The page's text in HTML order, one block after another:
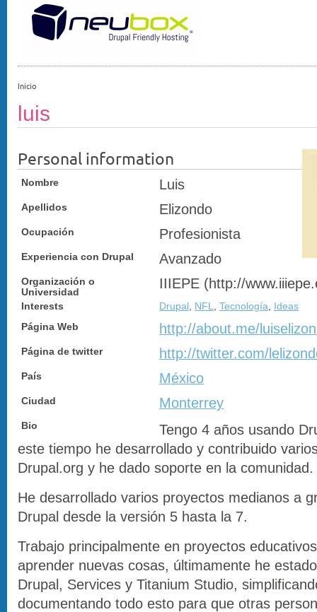
Inicio
luis
Personal information
Nombre Luis
Apellidos Elizondo
Ocupación Profesionista
Experiencia con Drupal Avanzado
Organización o
Universidad
IIIEPE (http://
Interests Drupal NFL Tecnología
Ideas
Página Web
http://about.me/
Página de twitter http://twitter.com/
País México
Ciudad Monterrey
Bio
Tengo 4 años usando
este tiempo he desarrollado y contribuido
Drupal.org y he dado soporte en la comunidad.
He desarrollado varios proyectos medianos a
Drupal desde la versión 5 hasta la 7.
Trabajo principalmente en proyectos
aprender nuevas cosas, últimamente he
Drupal, Services y Titanium Studio,
documentando todo esto para que otras